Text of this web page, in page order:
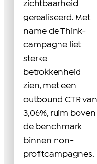
zichtbaarheid
gerealiseerd. Met
name de Think-
campagne liet
sterke
betrokkenheid
zien, met een
outbound CTR van
3,06%, ruim boven
de benchmark
binnen non-
profitcampagnes.